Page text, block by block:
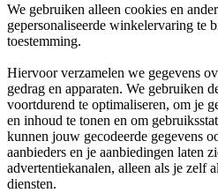
We gebruiken alleen cookies en
gepersonaliseerde winkelervaring te
toestemming.
Hiervoor verzamelen we gegevens
gedrag en apparaten. We gebruiken
voortdurend te optimaliseren, om je
en inhoud te tonen en om
kunnen jouw gecodeerde gegevens
aanbieders en je aanbiedingen laten
advertentiekanalen, alleen als je zelf
diensten.